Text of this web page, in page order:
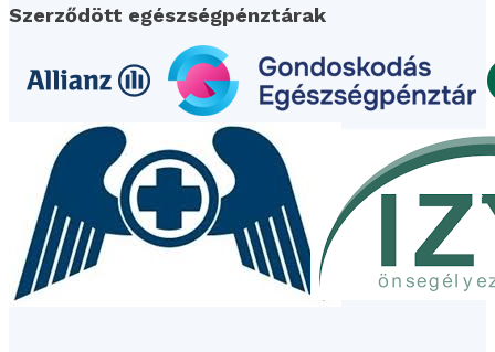
Szerződött egészségpénztárak